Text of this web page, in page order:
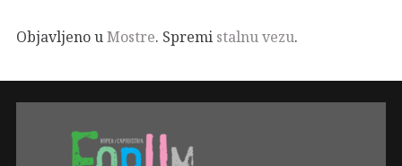
Objavljeno uMostre. Spremi stalnu vezu.